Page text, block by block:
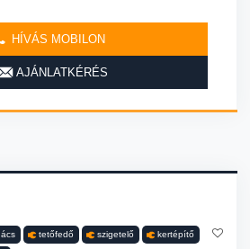
HÍVÁS MOBILON
AJÁNLATKÉRÉS
ács tetőfedő szigetelő kertépítő